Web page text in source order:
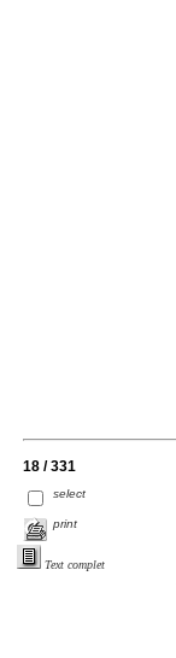
18 / 331
select
print
Text complet